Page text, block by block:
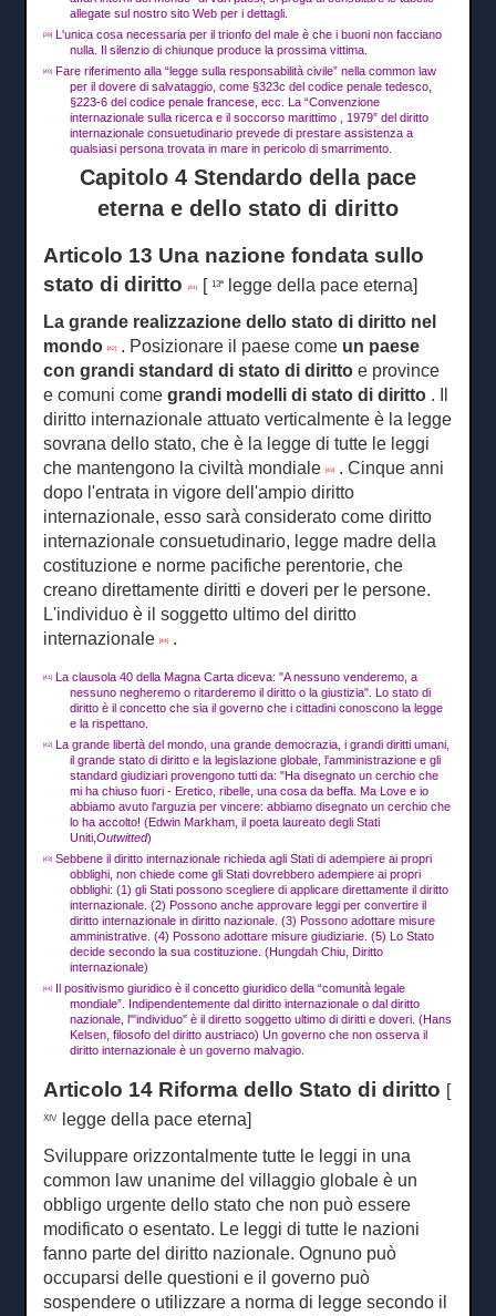
allegate sul nostro sito Web per i dettagli.
[39]
L'unica cosa necessaria per il trionfo del male è che i buoni non facciano
nulla. Il silenzio di chiunque produce la prossima vittima.
[40]
Fare riferimento alla “legge sulla responsabilità civile” nella common law
per il dovere di salvataggio, come §323c del codice penale tedesco,
§223-6 del codice penale francese, ecc. La “Convenzione
internazionale sulla ricerca e il soccorso marittimo , 1979” del diritto
internazionale consuetudinario prevede di prestare assistenza a
qualsiasi persona trovata in mare in pericolo di smarrimento.
Capitolo 4 Stendardo della pace
eterna e dello stato di diritto
Articolo 13 Una nazione fondata sullo
stato di diritto[41] [13ª
legge della pace eterna]
La grande realizzazione dello stato di diritto nel
mondo[42] . Posizionare il paese come un paese
con grandi standard di stato di diritto e province
e comuni comegrandi modelli di stato di diritto .
diritto internazionale attuato verticalmente è la legge
sovrana dello stato, che è la legge di tutte le leggi
che mantengono la civiltà mondiale[43] .Cinque anni
dopo l'entrata in vigore dell'ampio diritto
internazionale, esso sarà considerato come diritto
internazionale consuetudinario, legge madre della
costituzione e norme pacifiche perentorie, che
creano direttamente diritti e doveri per le persone.
L'individuo è il soggetto ultimo del diritto
internazionale[44] .
[41]
La clausola 40 della Magna Carta diceva: "A nessuno venderemo, a
nessuno negheremo o ritarderemo il diritto o la giustizia".Lo stato di
diritto è il concetto che sia il governo che i cittadini conoscono la legge
e la rispettano.
[42]
La grande libertà del mondo, una grande democrazia, i grandi diritti umani,
il grande stato di diritto e la legislazione globale, l'amministrazione e gli
standard giudiziari provengono tutti da: "Ha disegnato un cerchio che
mi ha chiuso fuori - Eretico, ribelle, una cosa da beffa.Ma Love e io
abbiamo avuto l'arguzia per vincere: abbiamo disegnato un cerchio che
lo ha accolto!(Edwin Markham, il poeta laureato degli Stati
Uniti,Outwitted)
[43]
Sebbene il diritto internazionale richieda agli Stati di adempiere ai propri
obblighi, non chiede come gli Stati dovrebbero adempiere ai propri
obblighi: (1) gli Stati possono scegliere di applicare direttamente il diritto
internazionale.(2) Possono anche approvare leggi per convertire il
diritto internazionale in diritto nazionale.(3) Possono adottare misure
amministrative.(4) Possono adottare misure giudiziarie.(5) Lo Stato
decide secondo la sua costituzione.(Hungdah Chiu, Diritto
internazionale)
[44]
Il positivismo giuridico è il concetto giuridico della “comunità legale
mondiale”. Indipendentemente dal diritto internazionale o dal diritto
nazionale, l'"individuo" è il diretto soggetto ultimo di diritti e doveri.(Hans
Kelsen, filosofo del diritto austriaco) Un governo che non osserva il
diritto internazionale è un governo malvagio.
Articolo 14 Riforma dello Stato di diritto [
XIV
legge della pace eterna]
Sviluppare orizzontalmente tutte le leggi in una
common law unanime del villaggio globale è un
obbligo urgente dello stato che non può essere
modificato o esentato. Le leggi di tutte le nazioni
fanno parte del diritto nazionale.Ognuno può
occuparsi delle questioni e il governo può
sospendere o utilizzare a norma di legge secondo il